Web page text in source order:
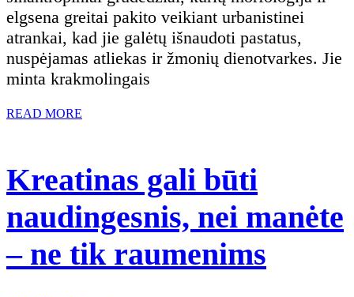
jų
gyvenimo
elgsena greitai pakito veikiant urbanistinei
atrankai, kad jie galėtų išnaudoti pastatus,
nuspėjamas atliekas ir žmonių dienotvarkes. Jie
minta krakmolingais
READ MORE
Kreatinas gali būti
naudingesnis, nei manėte
– ne tik raumenims